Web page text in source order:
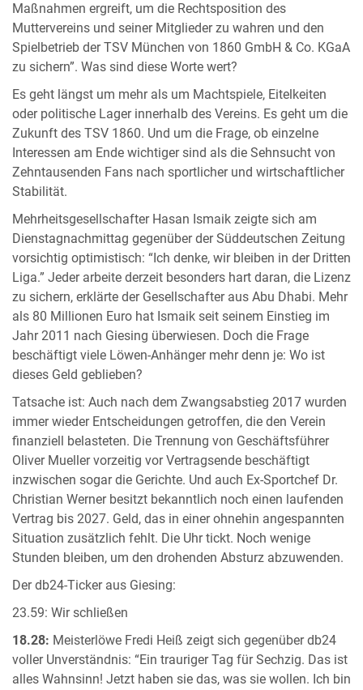
Maßnahmen ergreift, um die Rechtsposition des
Muttervereins und seiner Mitglieder zu wahren und den
Spielbetrieb der TSV München von 1860 GmbH & Co. KGaA
zu sichern”. Was sind diese Worte wert?
Es geht längst um mehr als um Machtspiele, Eitelkeiten
oder politische Lager innerhalb des Vereins. Es geht um die
Zukunft des TSV 1860. Und um die Frage, ob einzelne
Interessen am Ende wichtiger sind als die Sehnsucht von
Zehntausenden Fans nach sportlicher und wirtschaftlicher
Stabilität.
Mehrheitsgesellschafter Hasan Ismaik zeigte sich am
Dienstagnachmittag gegenüber der Süddeutschen Zeitung
vorsichtig optimistisch: “Ich denke, wir bleiben in der Dritten
Liga.” Jeder arbeite derzeit besonders hart daran, die Lizenz
zu sichern, erklärte der Gesellschafter aus Abu Dhabi. Mehr
als 80 Millionen Euro hat Ismaik seit seinem Einstieg im
Jahr 2011 nach Giesing überwiesen. Doch die Frage
beschäftigt viele Löwen-Anhänger mehr denn je: Wo ist
dieses Geld geblieben?
Tatsache ist: Auch nach dem Zwangsabstieg 2017 wurden
immer wieder Entscheidungen getroffen, die den Verein
finanziell belasteten. Die Trennung von Geschäftsführer
Oliver Mueller vorzeitig vor Vertragsende beschäftigt
inzwischen sogar die Gerichte. Und auch Ex-Sportchef Dr.
Christian Werner besitzt bekanntlich noch einen laufenden
Vertrag bis 2027. Geld, das in einer ohnehin angespannten
Situation zusätzlich fehlt. Die Uhr tickt. Noch wenige
Stunden bleiben, um den drohenden Absturz abzuwenden.
Der db24-Ticker aus Giesing:
23.59: Wir schließen
18.28: Meisterlöwe Fredi Heiß zeigt sich gegenüber db24
voller Unverständnis: “Ein trauriger Tag für Sechzig. Das ist
alles Wahnsinn! Jetzt haben sie das, was sie wollen. Ich bin